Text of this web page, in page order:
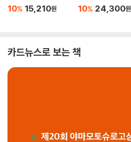
10% 15,210원 10% 24,300원
카드뉴스로 보는 책